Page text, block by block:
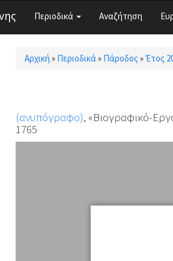
Περιοδικά Αναζήτηση
Είστε εδώ
Αρχική » Περιοδικά» Πάροδος »Έτος
(ανυπόγραφο), «Βιογραφικό-
1765